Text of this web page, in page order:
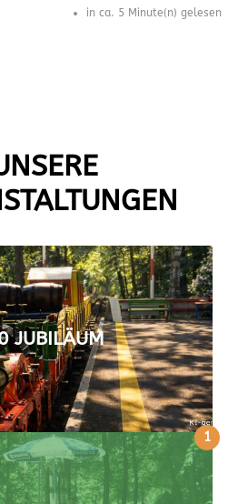
in ca. 5 Minute(n) gelesen
JUBILÄUM
1